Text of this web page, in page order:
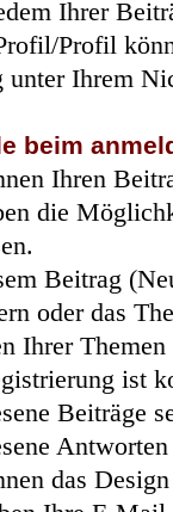
Ihrer
Profil
unter Ihrem
beim
Ihren
die
Beitrag
oder das
Ihrer
ist
Beiträge
das